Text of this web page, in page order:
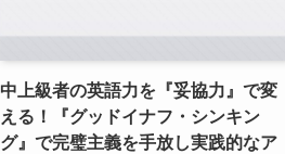
中上級者の英語力を『妥協力』で変
える！『グッドイナフ・シンキン
グ』で完璧主義を手放し実践的なア